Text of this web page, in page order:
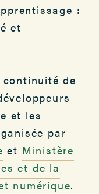
:
et
de
et les
par
et Ministère
et de la
numérique.